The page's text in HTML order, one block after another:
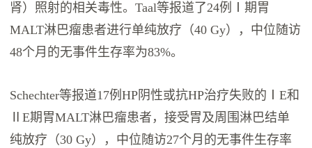
肾）照射的相关毒性。Taal等报道了24例Ⅰ期胃
MALT淋巴瘤患者进行单纯放疗（40 Gy），中位随访
48个月的无事件生存率为83%。
Schechter等报道17例HP阴性或抗HP治疗失败的ⅠE和
ⅡE期胃MALT淋巴瘤患者，接受胃及周围淋巴结单
纯放疗（30 Gy），中位随访27个月的无事件生存率